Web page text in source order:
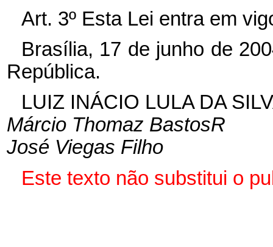
Art. 3º Esta Lei entra em
Brasília, 17 de junho de
República.
LUIZ INÁCIO LULA DA
Márcio Thomaz BastosR
José Viegas Filho
Este texto não substitui o